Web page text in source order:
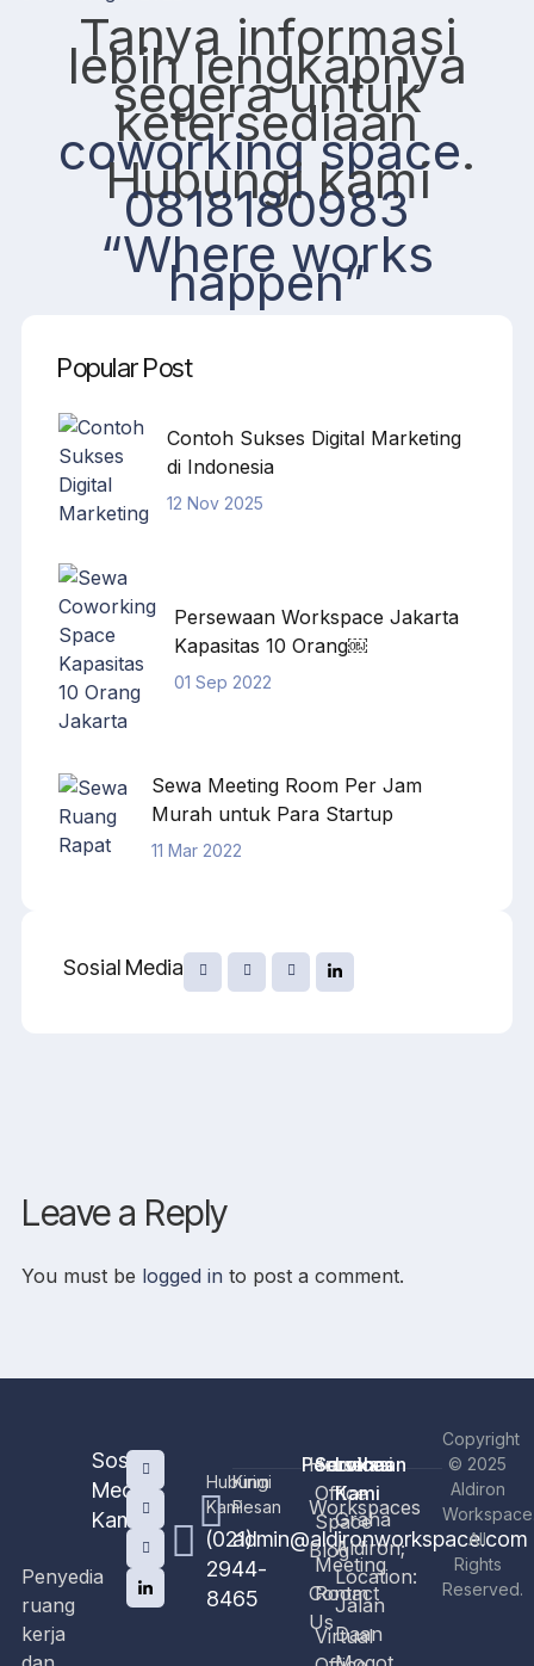
Tanya informasi
lebih lengkapnya
segera untuk
ketersediaan
coworking space.
Hubungi kami
0818180983
“Where works
happen”
Popular Post
Contoh Sukses Digital Marketing
di Indonesia
12 Nov 2025
Persewaan Workspace Jakarta
Kapasitas 10 Orang￼
01 Sep 2022
Sewa Meeting Room Per Jam
Murah untuk Para Startup
11 Mar 2022
Sosial Media
Leave a Reply
You must be logged in to post a comment.
Sosial
Media
Kami
Hubungi
Kami
(021)
2944-
8465
Kirim
Pesan
admin@aldironworkspace.com
Perusahaan
Home
Workspaces
Blog
Contact
Us
Services
Office
Space
Meeting
Room
Virtual
Lokasi
Kami
Graha
Aldiron;
Location:
Jalan
Daan
Penyedia
ruang
kerja
Copyright
© 2025
Aldiron
All
Rights
Reserved.